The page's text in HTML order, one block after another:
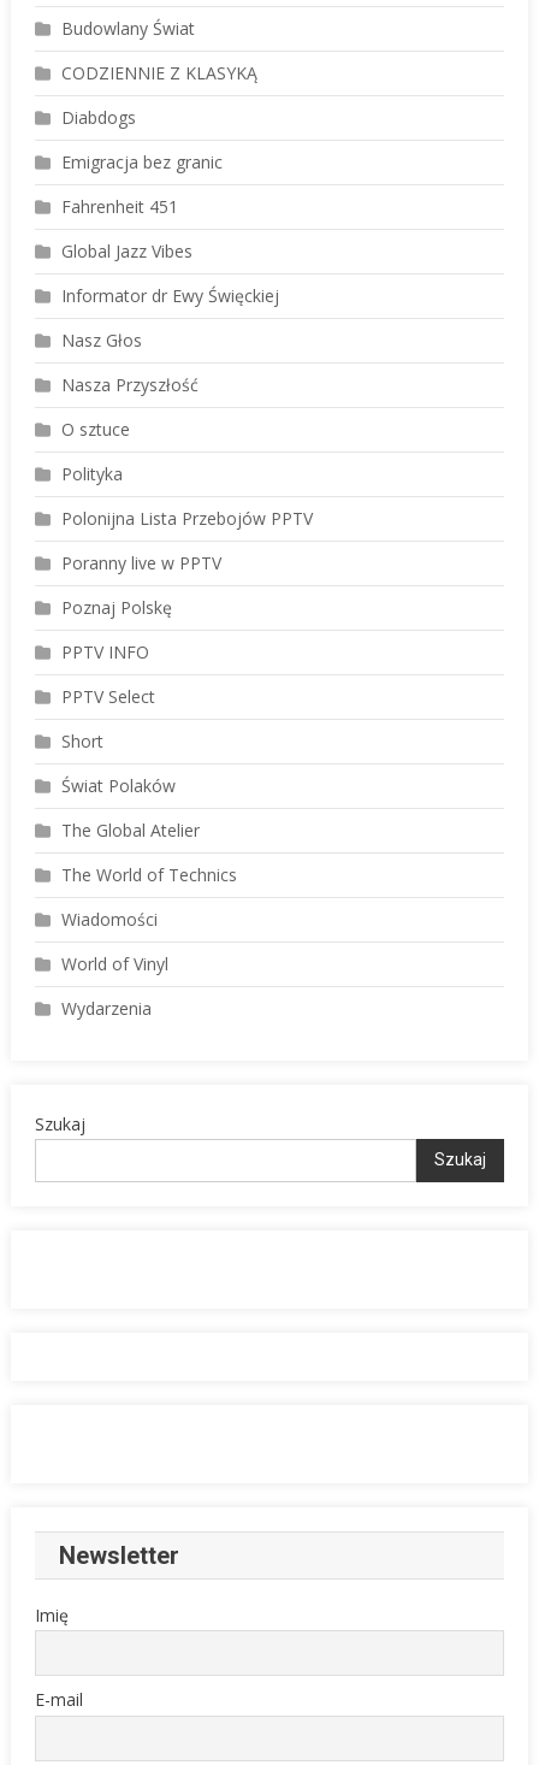
Budowlany Świat
CODZIENNIE Z KLASYKĄ
Diabdogs
Emigracja bez granic
Fahrenheit 451
Global Jazz Vibes
Informator dr Ewy Święckiej
Nasz Głos
Nasza Przyszłość
O sztuce
Polityka
Polonijna Lista Przebojów PPTV
Poranny live w PPTV
Poznaj Polskę
PPTV INFO
PPTV Select
Short
Świat Polaków
The Global Atelier
The World of Technics
Wiadomości
World of Vinyl
Wydarzenia
Szukaj
Szukaj
Newsletter
Imię
E-mail